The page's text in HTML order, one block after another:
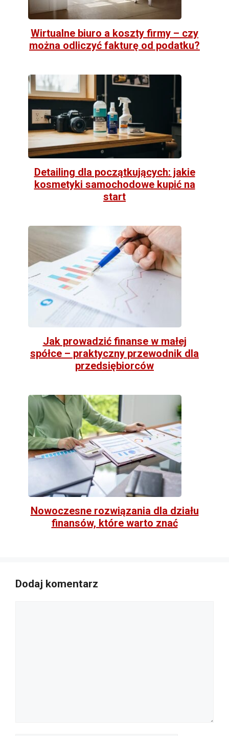
Wirtualne biuro a koszty firmy – czy
można odliczyć fakturę od podatku?
Detailing dla początkujących: jakie
kosmetyki samochodowe kupić na
start
Jak prowadzić finanse w małej
spółce – praktyczny przewodnik dla
przedsiębiorców
Nowoczesne rozwiązania dla działu
finansów, które warto znać
Dodaj komentarz